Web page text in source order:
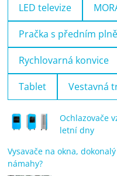
LED televize
Pračka s předním
Rychlovarná konvice
Tablet Vestavná
Ochlazovače
letní dny
Vysavače na okna,
námahy?